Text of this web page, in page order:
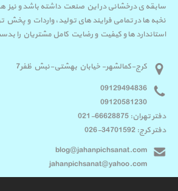
سابقه ی درخشانی در این صنعت داشته باشد و نیز
نخبه ها در تمامی فرایند های تولید، واردات و پخش
استاندارد ها و کیفیت و رضایت کامل مشتریان را
کرج-کمالشهر- خیابان بهشتی-نبش ظفر7
09129494836
09120581230
دفتر تهران: 66628875-021
دفتر کرج: 34701592-026
blog@jahanpichsanat.com
jahanpichsanat@yahoo.com